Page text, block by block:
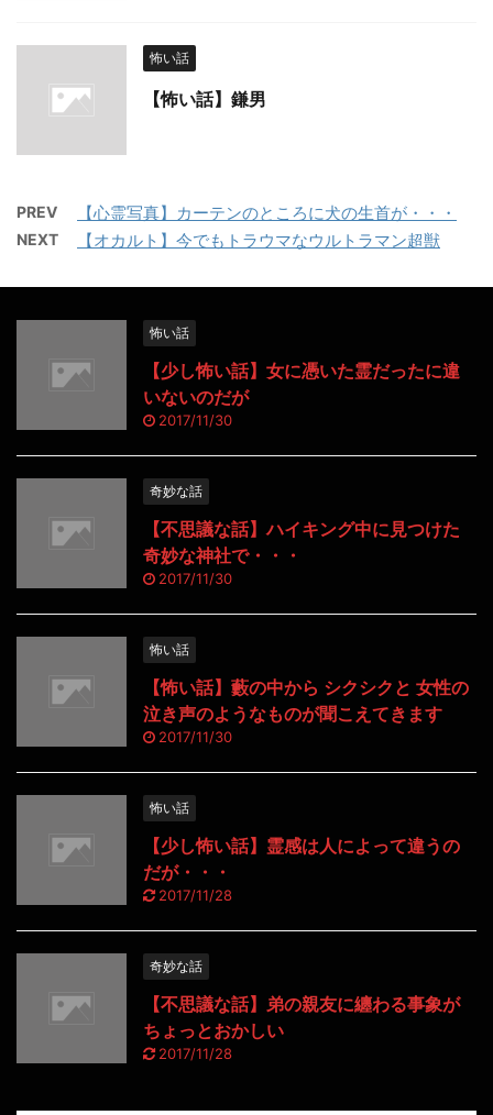
怖い話
【怖い話】鎌男
PREV 【心霊写真】カーテンのところに犬の生首が・・・
NEXT 【オカルト】今でもトラウマなウルトラマン超獣
怖い話
【少し怖い話】女に憑いた霊だったに違
いないのだが
2017/11/30
奇妙な話
【不思議な話】ハイキング中に見つけた
奇妙な神社で・・・
2017/11/30
怖い話
【怖い話】藪の中から シクシクと 女性の
泣き声のようなものが聞こえてきます
2017/11/30
怖い話
【少し怖い話】霊感は人によって違うの
だが・・・
2017/11/28
奇妙な話
【不思議な話】弟の親友に纏わる事象が
ちょっとおかしい
2017/11/28